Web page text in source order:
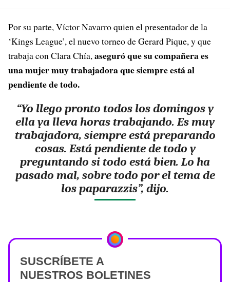
Por su parte, Víctor Navarro quien el presentador de la
‘Kings League’, el nuevo torneo de Gerard Pique, y que
trabaja con Clara Chía, aseguró que su compañera es
una mujer muy trabajadora que siempre está al
pendiente de todo.
“Yo llego pronto todos los domingos y
ella ya lleva horas trabajando. Es muy
trabajadora, siempre está preparando
cosas. Está pendiente de todo y
preguntando si todo está bien. Lo ha
pasado mal, sobre todo por el tema de
los paparazzis”, dijo.
SUSCRÍBETE A
NUESTROS BOLETINES